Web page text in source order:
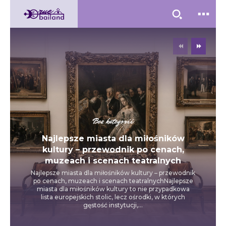
Bez kategorii
Najlepsze miasta dla miłośników
kultury – przewodnik po cenach,
muzeach i scenach teatralnych
Najlepsze miasta dla miłośników kultury – przewodnik
po cenach, muzeach i scenach teatralnychNajlepsze
miasta dla miłośników kultury to nie przypadkowa
lista europejskich stolic, lecz ośrodki, w których
gęstość instytucji,...